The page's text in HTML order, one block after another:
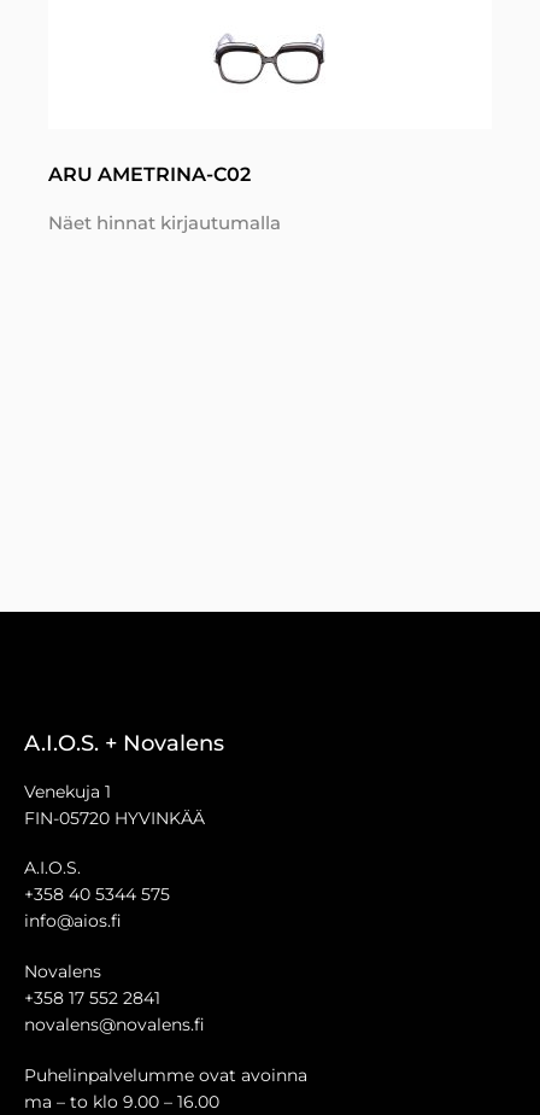
ARU AMETRINA-C02
Näet hinnat kirjautumalla
A.I.O.S. + Novalens
Venekuja 1
FIN-05720 HYVINKÄÄ
A.I.O.S.
+358 40 5344 575
info@aios.fi
Novalens
+358 17 552 2841
novalens@novalens.fi
Puhelinpalvelumme ovat avoinna
ma – to klo 9.00 – 16.00